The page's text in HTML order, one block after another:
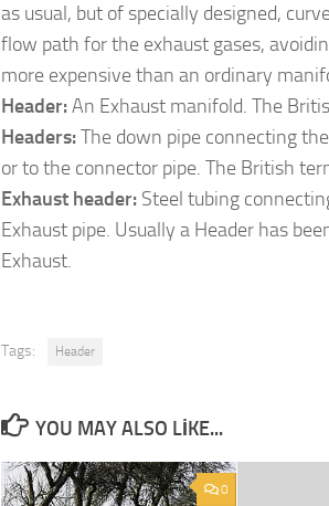
as usual, but of specially designed,
flow path for the exhaust gases,
more expensive than an ordinary
Header:An Exhaust manifold. The
Headers:The down pipe connecting
or to the connector pipe. The British
Exhaust header: Steel tubing
Exhaust pipe. Usually a Header has
Exhaust.
Tags: Header
YOU MAY ALSO LIKE...
0